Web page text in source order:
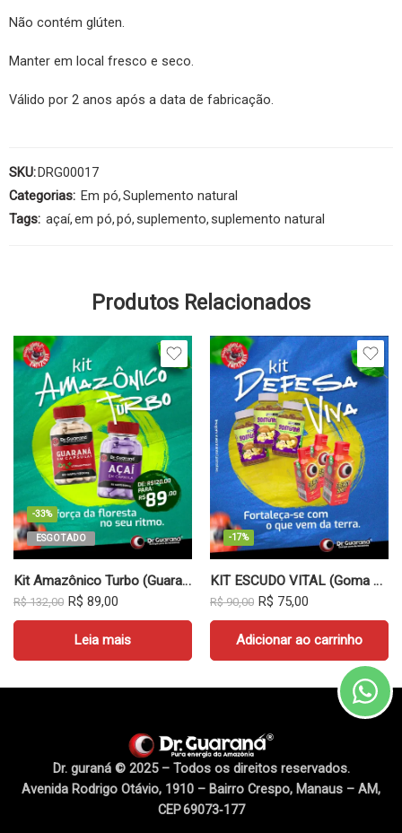
Não contém glúten.
Manter em local fresco e seco.
Válido por 2 anos após a data de fabricação.
SKU: DRG00017
Categorias: Em pó,Suplemento natural
Tags: açaí,em pó,pó, suplemento, suplemento natural
Produtos Relacionados
Kit Amazônico Turbo (Guaraná + Açaí)
-33%
ESGOTADO
R$132,00 R$ 89,00
Leia mais
KIT ESCUDO VITAL (Goma Cupuaçu + EnergyShot)
-17%
R$90,00 R$ 75,00
Adicionar ao carrinho
Dr. guraná © 2025 – Todos os direitos reservados.
Avenida Rodrigo Otávio, 1910 – Bairro Crespo, Manaus – AM,
CEP 69073‑177